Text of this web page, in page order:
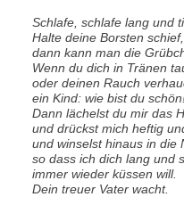
Schlafe, schlafe lang und
Halte deine Borsten schief,
dann kann man die
Wenn du dich in Tränen
oder deinen Rauch
ein Kind: wie bist du
Dann lächelst du mir das
und drückst mich heftig
und winselst hinaus in die
so dass ich dich lang und
immer wieder küssen will.
Dein treuer Vater wacht.